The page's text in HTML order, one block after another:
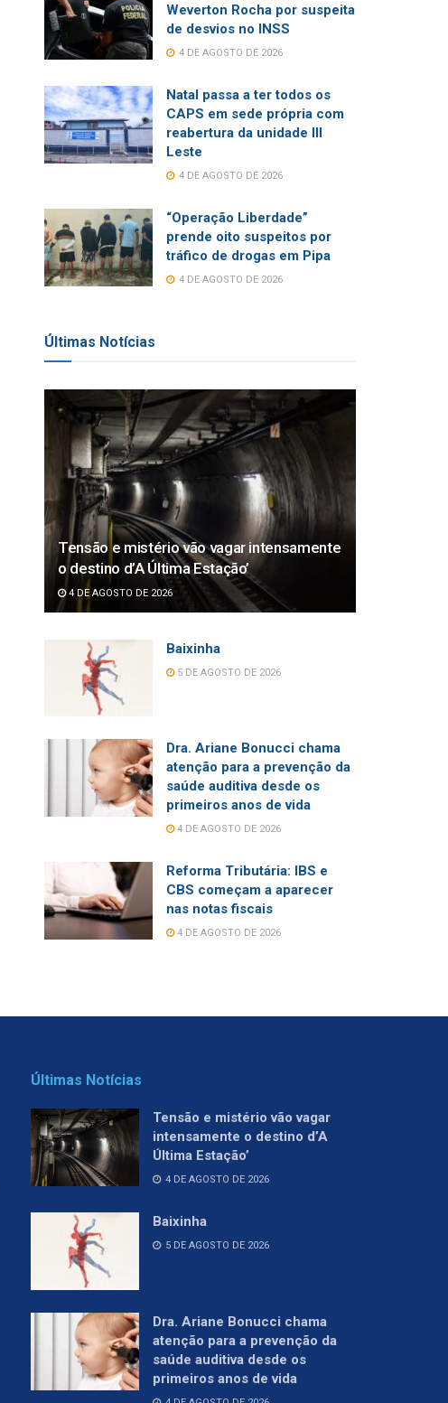
Weverton Rocha por suspeita
de desvios no INSS
4 DE AGOSTO DE 2026
Natal passa a ter todos os
CAPS em sede própria com
reabertura da unidade III
Leste
4 DE AGOSTO DE 2026
“Operação Liberdade”
prende oito suspeitos por
tráfico de drogas em Pipa
4 DE AGOSTO DE 2026
Últimas Notícias
Tensão e mistério vão vagar intensamente
o destino d’A Última Estação’
4 DE AGOSTO DE 2026
Baixinha
5 DE AGOSTO DE 2026
Dra. Ariane Bonucci chama
atenção para a prevenção da
saúde auditiva desde os
primeiros anos de vida
4 DE AGOSTO DE 2026
Reforma Tributária: IBS e
CBS começam a aparecer
nas notas fiscais
4 DE AGOSTO DE 2026
Últimas Notícias
Tensão e mistério vão vagar
intensamente o destino d’A
Última Estação’
4 DE AGOSTO DE 2026
Baixinha
5 DE AGOSTO DE 2026
Dra. Ariane Bonucci chama
atenção para a prevenção da
saúde auditiva desde os
primeiros anos de vida